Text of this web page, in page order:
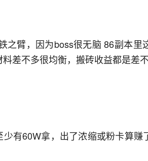
之臂，因为boss很无脑 86副本
料差不多很均衡，搬砖收益都是差
少有60W拿，出了浓缩或粉卡算